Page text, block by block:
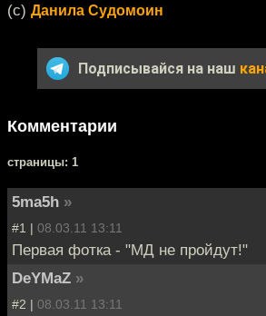
(c) Данила Судомоин
Подписывайся на наш
Комментарии
cтраницы: 1
5ma5h »
#1 | 08.03.11 13:11
Первая фотка - "МД не пройдут!"
DeYMaZ »
#2 | 08.03.11 13:11